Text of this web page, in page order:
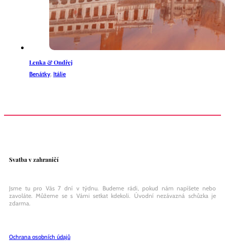
Lenka & Ondřej
Benátky, Itálie
Svatba v zahraničí
Jsme tu pro Vás 7 dní v týdnu. Budeme rádi, pokud nám napíšete nebo
zavoláte. Můžeme se s Vámi setkat kdekoli. Úvodní nezávazná schůzka je
zdarma.
Ochrana osobních údajů